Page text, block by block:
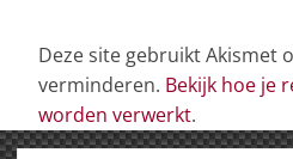
Deze site gebruikt Akismet
verminderen. Bekijk hoe je
worden verwerkt.